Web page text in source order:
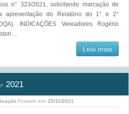
n° 323/2021, solicitando marcação de
apresentação do Relatório do 1° e 2°
INDICAÇÕES Vereadores Rogério
...
Leia mais
2021
Postado em: 25/11/2021